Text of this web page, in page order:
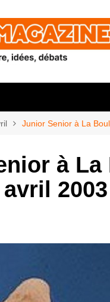
Junior Senior à La
à La
2003